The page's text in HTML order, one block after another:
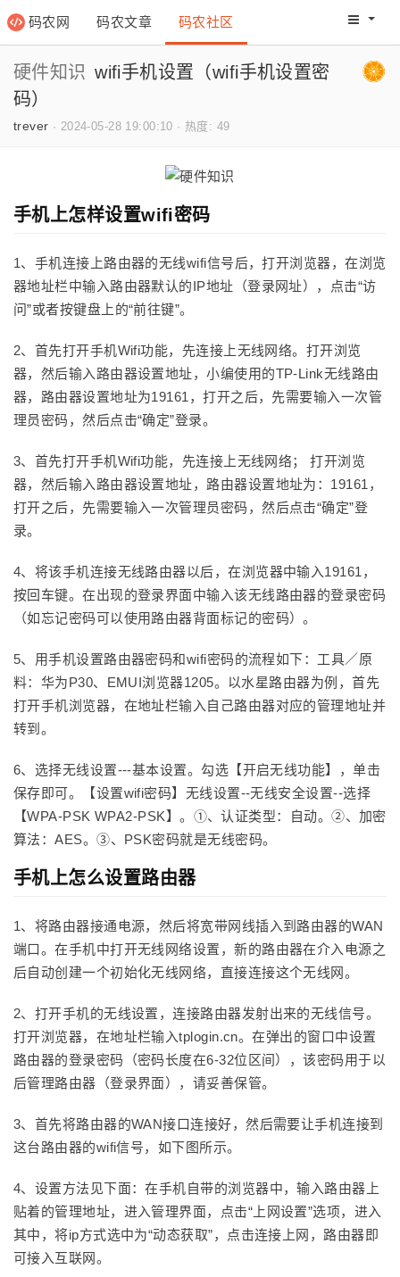
码农网 码农文章 码农社区 码农网
硬件知识 wifi手机设置（wifi手机设置密
码）
trever · 2024-05-28 19:00:10 · 热度: 49
手机上怎样设置wifi密码
1、手机连接上路由器的无线wifi信号后，打开浏览器，在浏览
器地址栏中输入路由器默认的IP地址（登录网址），点击“访
问”或者按键盘上的“前往键”。
2、首先打开手机Wifi功能，先连接上无线网络。打开浏览
器，然后输入路由器设置地址，小编使用的TP-Link无线路由
器，路由器设置地址为19161，打开之后，先需要输入一次管
理员密码，然后点击“确定”登录。
3、首先打开手机Wifi功能，先连接上无线网络； 打开浏览
器，然后输入路由器设置地址，路由器设置地址为：19161，
打开之后，先需要输入一次管理员密码，然后点击“确定”登
录。
4、将该手机连接无线路由器以后，在浏览器中输入19161，
按回车键。在出现的登录界面中输入该无线路由器的登录密码
（如忘记密码可以使用路由器背面标记的密码）。
5、用手机设置路由器密码和wifi密码的流程如下：工具／原
料：华为P30、EMUI浏览器1205。以水星路由器为例，首先
打开手机浏览器，在地址栏输入自己路由器对应的管理地址并
转到。
6、选择无线设置---基本设置。勾选【开启无线功能】，单击
保存即可。【设置wifi密码】无线设置--无线安全设置--选择
【WPA-PSK WPA2-PSK】。①、认证类型：自动。②、加密
算法：AES。③、PSK密码就是无线密码。
手机上怎么设置路由器
1、将路由器接通电源，然后将宽带网线插入到路由器的WAN
端口。在手机中打开无线网络设置，新的路由器在介入电源之
后自动创建一个初始化无线网络，直接连接这个无线网。
2、打开手机的无线设置，连接路由器发射出来的无线信号。
打开浏览器，在地址栏输入tplogin.cn。在弹出的窗口中设置
路由器的登录密码（密码长度在6-32位区间），该密码用于以
后管理路由器（登录界面），请妥善保管。
3、首先将路由器的WAN接口连接好，然后需要让手机连接到
这台路由器的wifi信号，如下图所示。
4、设置方法见下面：在手机自带的浏览器中，输入路由器上
贴着的管理地址，进入管理界面，点击“上网设置”选项，进入
其中，将ip方式选中为“动态获取”，点击连接上网，路由器即
可接入互联网。